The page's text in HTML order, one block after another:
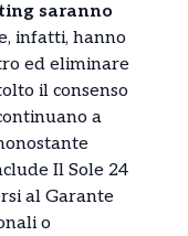
saranno
infatti, hanno
ed eliminare
il consenso
a
Il Sole 24
al Garante
o